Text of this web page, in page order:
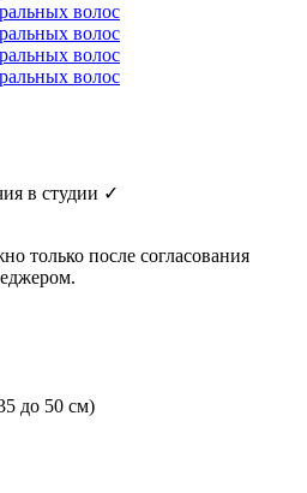
в студии ✓
только после согласования
до 50 см)